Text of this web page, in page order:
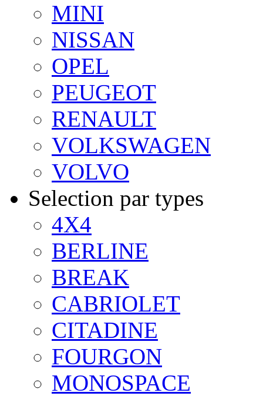
MINI
NISSAN
OPEL
PEUGEOT
RENAULT
VOLKSWAGEN
VOLVO
Selection par types
4X4
BERLINE
BREAK
CABRIOLET
CITADINE
FOURGON
MONOSPACE